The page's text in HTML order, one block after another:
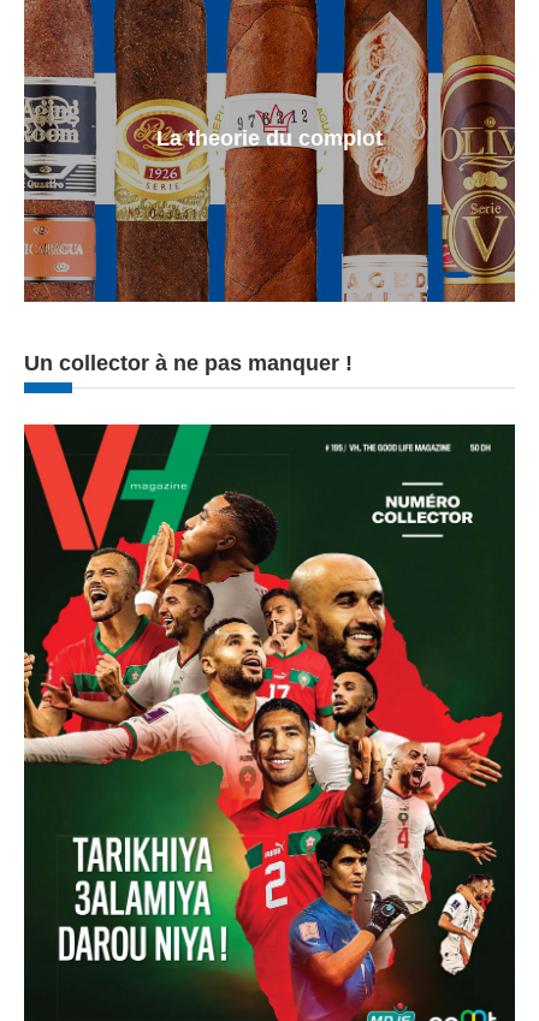
La theorie du complot
Un collector à ne pas manquer !